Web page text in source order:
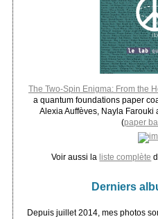
The Two-Spin Enigma: From the
a quantum foundations paper
Alexia Auffèves, Nayla Farouki
(paper
Voir aussi la liste complète
Derniers
Depuis juillet 2014, mes photos